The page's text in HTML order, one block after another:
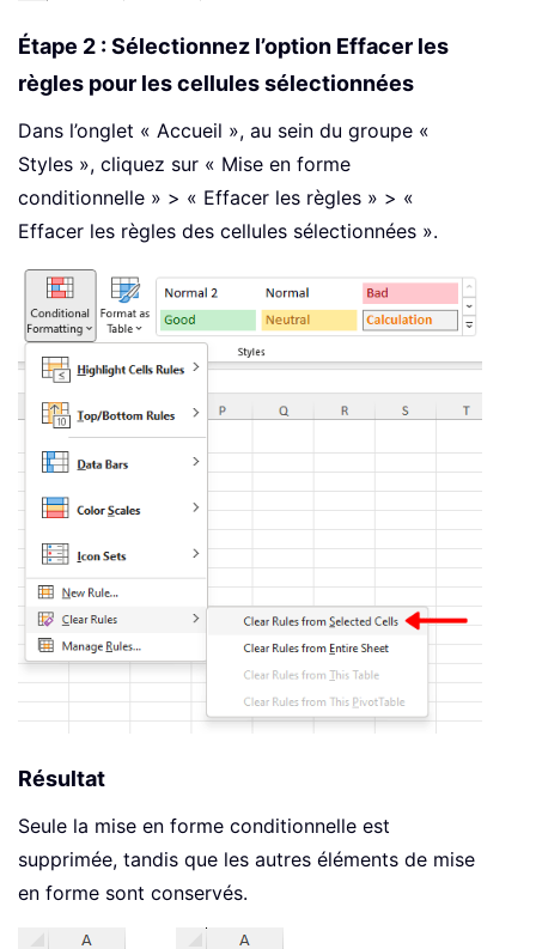
Étape 2 : Sélectionnez l’option Effacer les
règles pour les cellules sélectionnées
Dans l’onglet « Accueil », au sein du groupe «
Styles », cliquez sur « Mise en forme
conditionnelle » > « Effacer les règles » > «
Effacer les règles des cellules sélectionnées ».
Résultat
Seule la mise en forme conditionnelle est
supprimée, tandis que les autres éléments de mise
en forme sont conservés.